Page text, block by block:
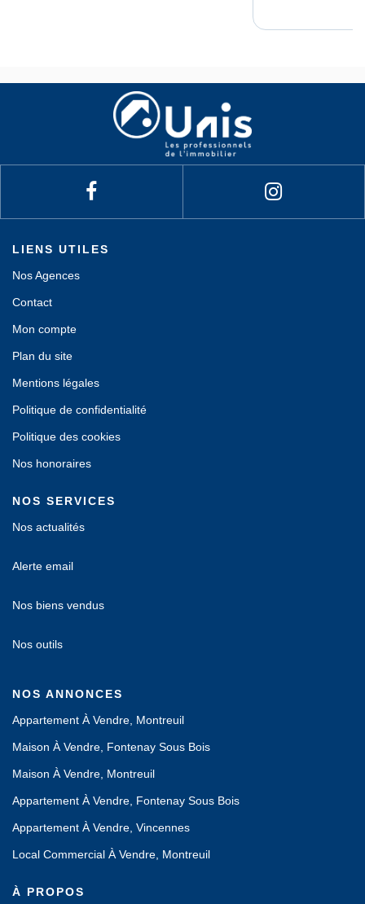
LIENS UTILES
Nos Agences
Contact
Mon compte
Plan du site
Mentions légales
Politique de confidentialité
Politique des cookies
Nos honoraires
NOS SERVICES
Nos actualités
Alerte email
Nos biens vendus
Nos outils
NOS ANNONCES
Appartement À Vendre, Montreuil
Maison À Vendre, Fontenay Sous Bois
Maison À Vendre, Montreuil
Appartement À Vendre, Fontenay Sous Bois
Appartement À Vendre, Vincennes
Local Commercial À Vendre, Montreuil
À PROPOS